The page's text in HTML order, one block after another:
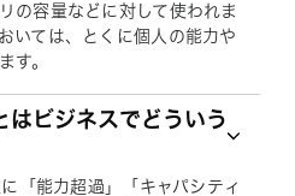
の容量などに対して使われま
いては、とくに個人の能力や
す。
はビジネスでどういう
「能力超過」「キャパシティ